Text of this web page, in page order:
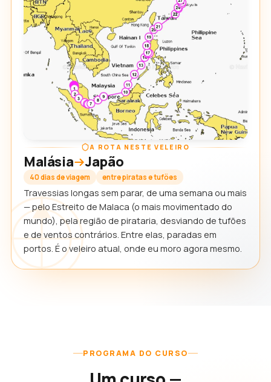
A ROTA NESTE VELEIRO
Malásia Japão
40 dias de viagem entre piratas e tufões
Travessias longas sem parar, de uma semana ou mais
— pelo Estreito de Malaca (o mais movimentado do
mundo), pela região de pirataria, desviando de tufões
e de ventos contrários. Entre elas, paradas em
portos. É o veleiro atual, onde eu moro agora mesmo.
PROGRAMA DO CURSO